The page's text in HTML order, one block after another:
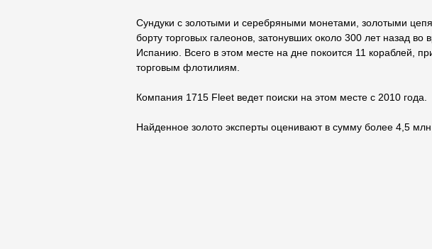
Сундуки с золотыми и серебряными монетами, золотыми
борту торговых галеонов, затонувших около 300 лет назад
Испанию. Всего в этом месте на дне покоится 11 кораблей,
торговым флотилиям.
Компания 1715 Fleet ведет поиски на этом месте с 2010 года.
Найденное золото эксперты оценивают в сумму более 4,5